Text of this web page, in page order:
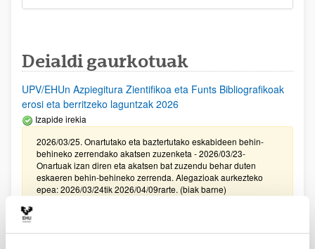
Deialdi gaurkotuak
UPV/EHUn Azpiegitura Zientifikoa eta Funts Bibliografikoak
erosi eta berritzeko laguntzak 2026
Izapide irekia
2026/03/25. Onartutako eta baztertutako eskabideen behin-
behineko zerrendako akatsen zuzenketa - 2026/03/23-
Onartuak izan diren eta akatsen bat zuzendu behar duten
eskaeren behin-behineko zerrenda. Alegazioak aurkezteko
epea: 2026/03/24tik 2026/04/09rarte. (biak barne)
Zientzia, Teknologia eta Berrikuntza arloetako kultura
sustatzeko laguntzen deialdia (FECYT) 2026